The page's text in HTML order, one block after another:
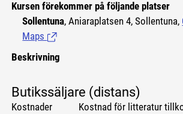
Kursen förekommer på följande platser
Sollentuna, Aniaraplatsen 4, Sollentuna,
Maps (Länk till extern sida.)
Beskrivning
Butikssäljare (distans)
Kostnader Kostnad för litteratur